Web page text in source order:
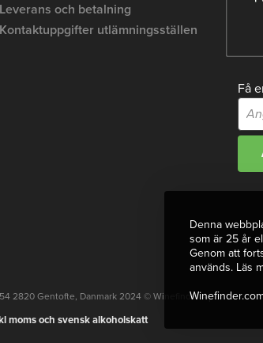
Leverans och betalning
Kontaktuppgifter utlämningsställen
Få
2820 Gentofte, Danmark 2024 © Winefinder ApS
moms och svensk alkoholskatt
Denna
som är 25 år
Genom att
används. Läs